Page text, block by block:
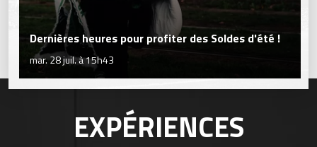
Dernières heures pour profiter des Soldes d'été !
mar. 28 juil. à 15h43
EXPÉRIENCES